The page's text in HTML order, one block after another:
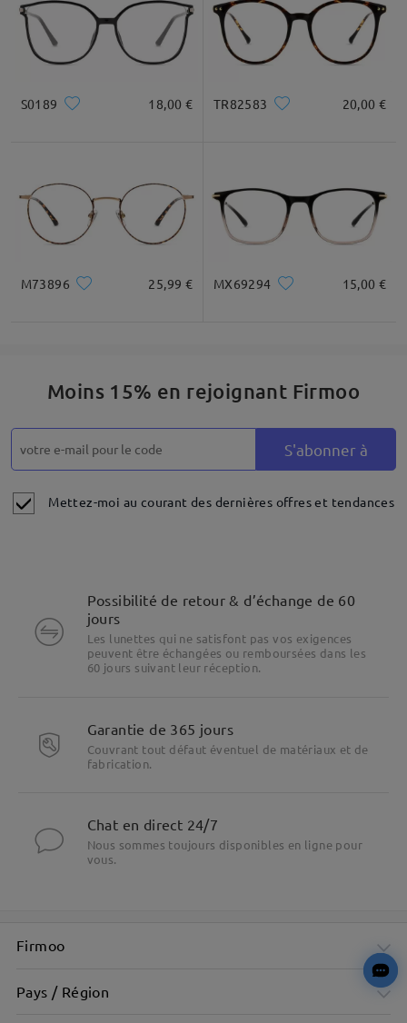
S0189 18,00 € TR82583 20,00 €
M73896 25,99 € MX69294 15,00 €
Moins 15% en rejoignant Firmoo
S'abonner à
Mettez-moi au courant des dernières offres et tendances
Possibilité de retour & d’échange de 60
jours
Les lunettes qui ne satisfont pas vos exigences
peuvent être échangées ou remboursées dans les
60 jours suivant leur réception.
Garantie de 365 jours
Couvrant tout défaut éventuel de matériaux et de
fabrication.
Chat en direct 24/7
Nous sommes toujours disponibles en ligne pour
vous.
Firmoo
Pays / Région